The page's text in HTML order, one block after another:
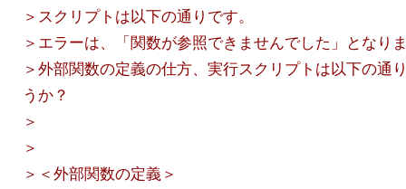
＞スクリプトは以下の通りです。
＞エラーは、「関数が参照できませんでした」となり
＞外部関数の定義の仕方、実行スクリプトは以下の通
うか？
＞
＞
＞＜外部関数の定義＞